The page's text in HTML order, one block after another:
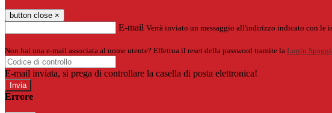
button close ×
E-mail Verrà inviato un messaggio all'indirizzo indicato con le
Non hai una e-mail associata al nome utente? Effettua il reset della password tramite la Login
E-mail inviata, si prega di controllare la casella di posta elettronica!
Errore